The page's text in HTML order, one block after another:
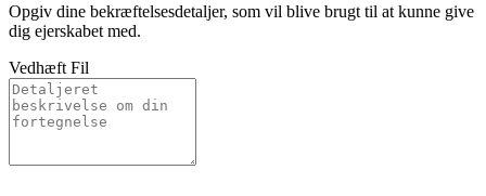
Opgiv dine bekræftelsesdetaljer, som vil blive brugt til at kunne give
dig ejerskabet med.
Vedhæft Fil